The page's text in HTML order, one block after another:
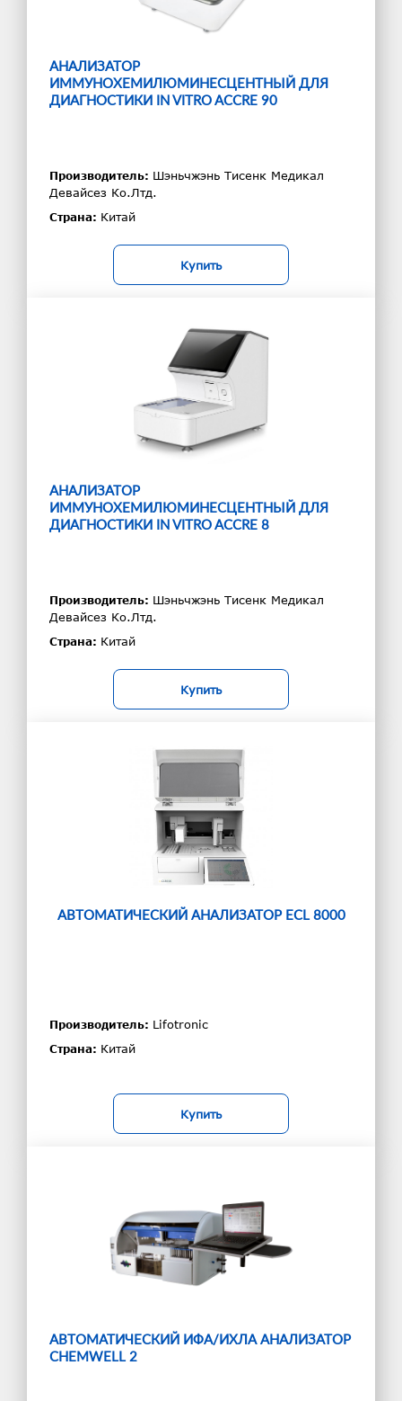
АНАЛИЗАТОР
ИММУНОХЕМИЛЮМИНЕСЦЕНТНЫЙ ДЛЯ
ДИАГНОСТИКИ IN VITRO ACCRE 90
Производитель: Шэньчжэнь Тисенк Медикал
Девайсез Ко.Лтд.
Страна: Китай
Купить
АНАЛИЗАТОР
ИММУНОХЕМИЛЮМИНЕСЦЕНТНЫЙ ДЛЯ
ДИАГНОСТИКИ IN VITRO ACCRE 8
Производитель: Шэньчжэнь Тисенк Медикал
Девайсез Ко.Лтд.
Страна: Китай
Купить
АВТОМАТИЧЕСКИЙ АНАЛИЗАТОР ECL 8000
Производитель: Lifotronic
Страна: Китай
Купить
АВТОМАТИЧЕСКИЙ ИФА/ИХЛА АНАЛИЗАТОР
CHEMWELL 2